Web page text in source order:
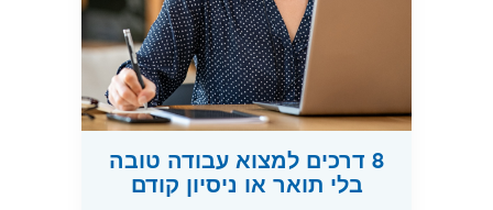
8 דרכים למצוא עבודה טובה
בלי תואר או ניסיון קודם